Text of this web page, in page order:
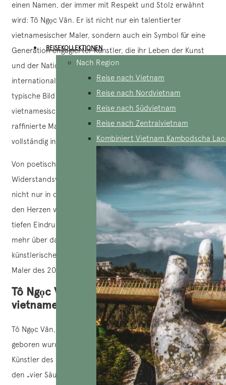
REISEKOLLEKTIONEN
Nach Region
Reise nach Vietnam
Reise nach Nordvietnam
Reise nach Südvietnam
Reise nach Zentralvietnam
Kombiniert Vietnam Kambodscha
einen Namen, der immer mit Respekt und Stolz erwähnt
wird: Tô Ngọc Vân. Er ist nicht nur ein talentierter
vietnamesischer Maler, sondern auch ein Symbol für eine
Generation engagierter Künstler, die ihr Leben der Kunst
und der Nation gewidmet haben. In den Augen seiner
internationalen Freunde verkörpert Tô Ngọc Vân das
typische Bild des „vietnamesischen Malers“ – eines
vietnamesischen Künstlers, der den nationalen Geist, eine
raffinierte Maltechnik und eine tiefe kulturelle Vision
vollständig in sich vereint.
Von poetisch geprägten Mädchenporträts bis hin zu
Widerstandswerken voller nationalem Mut hat Tô Ngọc Vân
nicht nur in der vietnamesischen Kunst, sondern auch in
den Herzen von Kunstliebhabern auf der ganzen Welt einen
tiefen Eindruck hinterlassen. Dieser Artikel lädt Sie ein,
mehr über das Leben, die Karriere und das immense
künstlerische Erbe eines der größten vietnamesischen
Maler des 20. Jahrhunderts zu erfahren.
Tô Ngọc Vân – ein außergewöhnlicher
vietnamesischer Maler
Tô Ngọc Vân, ein vietnamesischer Maler, der 1906 in Hanoi
geboren wurde, gilt als einer der bemerkenswertesten
Künstler des 20. Jahrhunderts in Vietnam. Er gehört zu
den „vier Säulen“ der vietnamesischen Malerei (Erster Trí,